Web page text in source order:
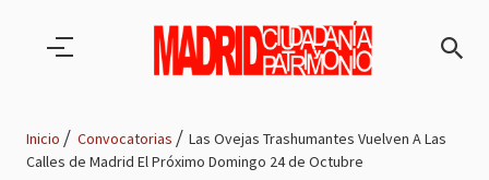
Inicio Convocatorias
Las Ovejas Trashumantes Vuelven A Las
Calles de Madrid El Próximo Domingo 24 de Octubre